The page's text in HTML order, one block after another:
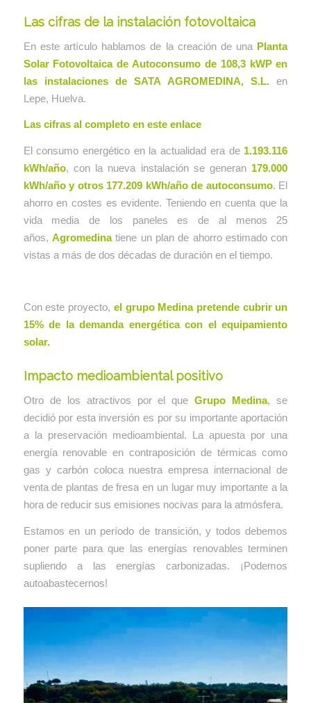
Las cifras de la instalación fotovoltaica
En este artículo hablamos de la creación de una Planta
Solar Fotovoltaica de Autoconsumo de 108,3 kWP en
las instalaciones de SATA AGROMEDINA, S.L. en
Lepe, Huelva.
Las cifras al completo en este enlace
El consumo energético en la actualidad era de 1.193.116
kWh/año, con la nueva instalación se generan 179.000
kWh/año y otros 177.209 kWh/año de autoconsumo. El
ahorro en costes es evidente. Teniendo en cuenta que la
vida media de los paneles es de al menos 25
años, Agromedinatiene un plan de ahorro estimado con
vistas a más de dos décadas de duración en el tiempo.
Con este proyecto, el grupo Medina pretende cubrir un
15% de la demanda energética con el equipamiento
solar.
Impacto medioambiental positivo
Otro de los atractivos por el queGrupo Medina, se
decidió por esta inversión es por su importante aportación
a la preservación medioambiental. La apuesta por una
energía renovable en contraposición de térmicas como
gas y carbón coloca nuestra empresa internacional de
venta de plantas de fresa en un lugar muy importante a la
hora de reducir sus emisiones nocivas para la atmósfera.
Estamos en un período de transición, y todos debemos
poner parte para que las energías renovables terminen
supliendo a las energías carbonizadas. ¡Podemos
autoabastecernos!